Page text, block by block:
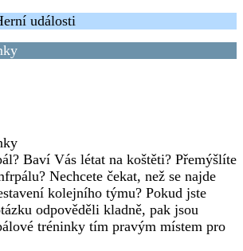
události
Baví Vás létat na koštěti? Přemýšlíte
Nechcete čekat, než se najde
kolejního týmu? Pokud jste
odpověděli kladně, pak jsou
tréninky tím pravým místem pro